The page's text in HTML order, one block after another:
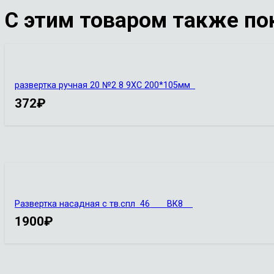
С этим товаром также
развертка ручная 20 №2 8 9ХС 200*105мм
372₽
Развертка насадная с тв.спл 46 ВК8
1900₽